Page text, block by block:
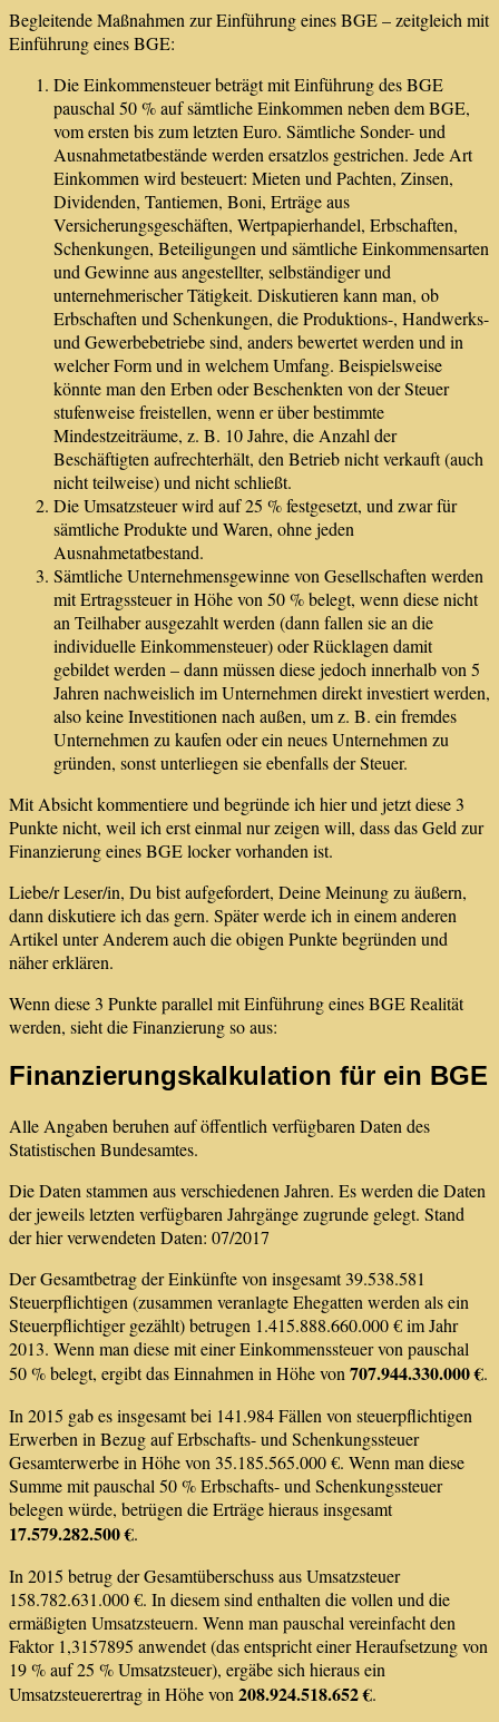
Begleitende Maßnahmen zur Einführung eines BGE – zeitgleich mit
Einführung eines BGE:
Die Einkommensteuer beträgt mit Einführung des BGE
pauschal 50 % auf sämtliche Einkommen neben dem BGE,
vom ersten bis zum letzten Euro. Sämtliche Sonder- und
Ausnahmetatbestände werden ersatzlos gestrichen. Jede Art
Einkommen wird besteuert: Mieten und Pachten, Zinsen,
Dividenden, Tantiemen, Boni, Erträge aus
Versicherungsgeschäften, Wertpapierhandel, Erbschaften,
Schenkungen, Beteiligungen und sämtliche Einkommensarten
und Gewinne aus angestellter, selbständiger und
unternehmerischer Tätigkeit. Diskutieren kann man, ob
Erbschaften und Schenkungen, die Produktions-, Handwerks-
und Gewerbebetriebe sind, anders bewertet werden und in
welcher Form und in welchem Umfang. Beispielsweise
könnte man den Erben oder Beschenkten von der Steuer
stufenweise freistellen, wenn er über bestimmte
Mindestzeiträume, z. B. 10 Jahre, die Anzahl der
Beschäftigten aufrechterhält, den Betrieb nicht verkauft (auch
nicht teilweise) und nicht schließt.
Die Umsatzsteuer wird auf 25 % festgesetzt, und zwar für
sämtliche Produkte und Waren, ohne jeden
Ausnahmetatbestand.
Sämtliche Unternehmensgewinne von Gesellschaften werden
mit Ertragssteuer in Höhe von 50 % belegt, wenn diese nicht
an Teilhaber ausgezahlt werden (dann fallen sie an die
individuelle Einkommensteuer) oder Rücklagen damit
gebildet werden – dann müssen diese jedoch innerhalb von 5
Jahren nachweislich im Unternehmen direkt investiert werden,
also keine Investitionen nach außen, um z. B. ein fremdes
Unternehmen zu kaufen oder ein neues Unternehmen zu
gründen, sonst unterliegen sie ebenfalls der Steuer.
Mit Absicht kommentiere und begründe ich hier und jetzt diese 3
Punkte nicht, weil ich erst einmal nur zeigen will, dass das Geld zur
Finanzierung eines BGE locker vorhanden ist.
Liebe/r Leser/in, Du bist aufgefordert, Deine Meinung zu äußern,
dann diskutiere ich das gern. Später werde ich in einem anderen
Artikel unter Anderem auch die obigen Punkte begründen und
näher erklären.
Wenn diese 3 Punkte parallel mit Einführung eines BGE Realität
werden, sieht die Finanzierung so aus:
Finanzierungskalkulation für ein BGE
Alle Angaben beruhen auf öffentlich verfügbaren Daten des
Statistischen Bundesamtes.
Die Daten stammen aus verschiedenen Jahren. Es werden die Daten
der jeweils letzten verfügbaren Jahrgänge zugrunde gelegt. Stand
der hier verwendeten Daten: 07/2017
Der Gesamtbetrag der Einkünfte von insgesamt 39.538.581
Steuerpflichtigen (zusammen veranlagte Ehegatten werden als ein
Steuerpflichtiger gezählt) betrugen 1.415.888.660.000 € im Jahr
2013. Wenn man diese mit einer Einkommenssteuer von pauschal
50 % belegt, ergibt das Einnahmen in Höhe von 707.944.330.000 €.
In 2015 gab es insgesamt bei 141.984 Fällen von steuerpflichtigen
Erwerben in Bezug auf Erbschafts- und Schenkungssteuer
Gesamterwerbe in Höhe von 35.185.565.000 €. Wenn man diese
Summe mit pauschal 50 % Erbschafts- und Schenkungssteuer
belegen würde, betrügen die Erträge hieraus insgesamt
17.579.282.500 €.
In 2015 betrug der Gesamtüberschuss aus Umsatzsteuer
158.782.631.000 €. In diesem sind enthalten die vollen und die
ermäßigten Umsatzsteuern. Wenn man pauschal vereinfacht den
Faktor 1,3157895 anwendet (das entspricht einer Heraufsetzung von
19 % auf 25 % Umsatzsteuer), ergäbe sich hieraus ein
Umsatzsteuerertrag in Höhe von 208.924.518.652 €.